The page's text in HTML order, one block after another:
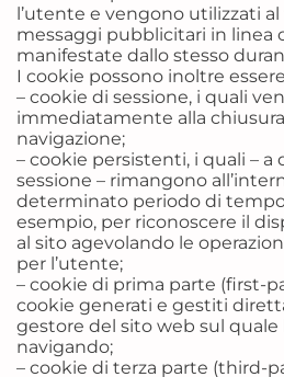
l’utente e vengono utilizzati
messaggi pubblicitari in linea
manifestate dallo stesso
I cookie possono inoltre
– cookie di sessione, i quali
immediatamente alla
navigazione;
– cookie persistenti, i quali – a
sessione – rimangono
determinato periodo di
esempio, per riconoscere il
al sito agevolando le
per l’utente;
– cookie di prima parte (first-
cookie generati e gestiti
gestore del sito web sul quale
navigando;
– cookie di terza parte (third-